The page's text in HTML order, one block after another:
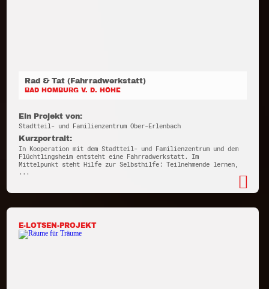
Rad & Tat (Fahrradwerkstatt)
BAD HOMBURG V. D. HÖHE
Ein Projekt von:
Stadtteil- und Familienzentrum Ober-Erlenbach
Kurzportrait:
In Kooperation mit dem Stadtteil- und Familienzentrum und dem
Flüchtlingsheim entsteht eine Fahrradwerkstatt. Im
Mittelpunkt steht Hilfe zur Selbsthilfe: Teilnehmende lernen,
...
E-LOTSEN-PROJEKT